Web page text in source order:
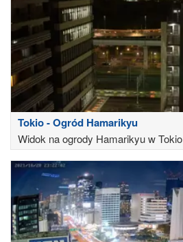
Tokio - Ogród Hamarikyu
Widok na ogrody Hamarikyu w Tokio